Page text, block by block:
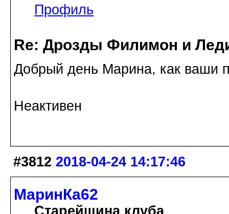
Профиль
Re: Дрозды Филимон и
Добрый день Марина, как ваши
Неактивен
#3812 2018-04-24 14:17:46
МаринКа62
Старейшина клуба